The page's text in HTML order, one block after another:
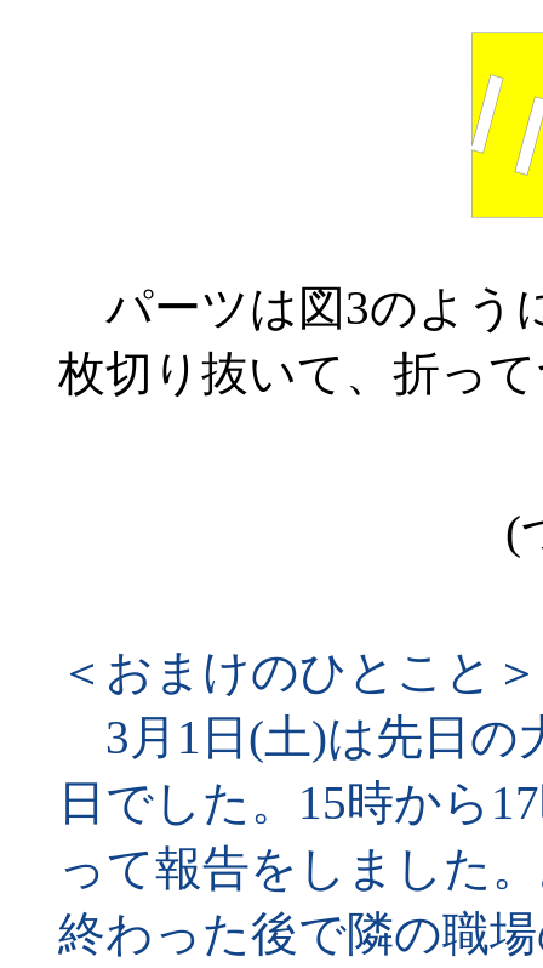
パーツは図3のよう
枚切り抜いて、折っ
(
＜おまけのひとこと＞
3月1日(土)は先日の
日でした。15時から
って報告をしました
終わった後で隣の職